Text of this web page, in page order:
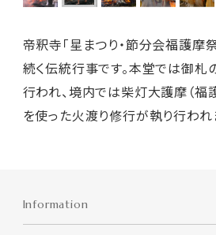
帝釈寺「星まつり・節分会福護摩
続く伝統行事です。本堂では御札
行われ、境内では柴灯大護摩（福
を使った火渡り修行が執り行われ
Information